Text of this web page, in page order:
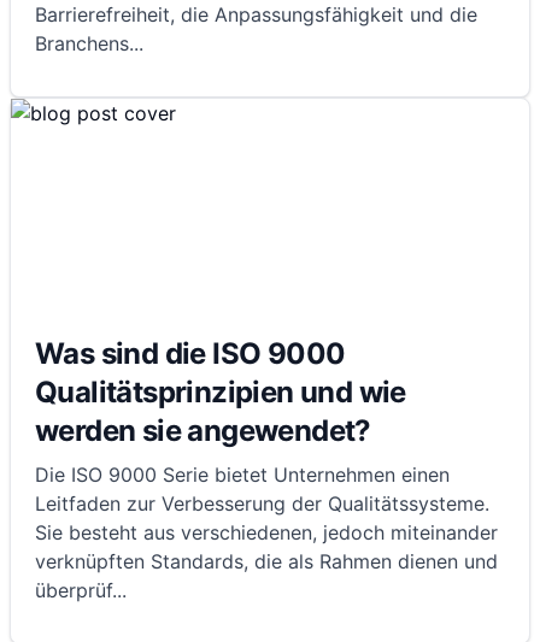
Barrierefreiheit, die Anpassungsfähigkeit und die
Branchens...
Was sind die ISO 9000
Qualitätsprinzipien und wie
werden sie angewendet?
Die ISO 9000 Serie bietet Unternehmen einen
Leitfaden zur Verbesserung der Qualitätssysteme.
Sie besteht aus verschiedenen, jedoch miteinander
verknüpften Standards, die als Rahmen dienen und
überprüf...